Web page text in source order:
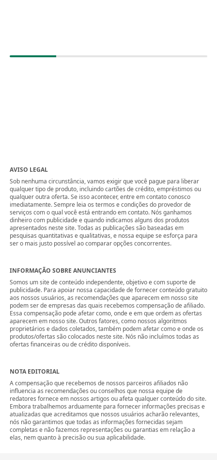
AVISO LEGAL
Sob nenhuma circunstância, vamos exigir que você pague para liberar
qualquer tipo de produto, incluindo cartões de crédito, empréstimos ou
qualquer outra oferta. Se isso acontecer, entre em contato conosco
imediatamente. Sempre leia os termos e condições do provedor de
serviços com o qual você está entrando em contato. Nós ganhamos
dinheiro com publicidade e quando indicamos alguns dos produtos
apresentados neste site. Todas as publicações são baseadas em
pesquisas quantitativas e qualitativas, e nossa equipe se esforça para
ser o mais justo possível ao comparar opções concorrentes.
INFORMAÇÃO SOBRE ANUNCIANTES
Somos um site de conteúdo independente, objetivo e com suporte de
publicidade. Para apoiar nossa capacidade de fornecer conteúdo gratuito
aos nossos usuários, as recomendações que aparecem em nosso site
podem ser de empresas das quais recebemos compensação de afiliado.
Essa compensação pode afetar como, onde e em que ordem as ofertas
aparecem em nosso site. Outros fatores, como nossos algoritmos
proprietários e dados coletados, também podem afetar como e onde os
produtos/ofertas são colocados neste site. Nós não incluímos todas as
ofertas financeiras ou de crédito disponíveis.
NOTA EDITORIAL
A compensação que recebemos de nossos parceiros afiliados não
influencia as recomendações ou conselhos que nossa equipe de
redatores fornece em nossos artigos ou afeta qualquer conteúdo do site.
Embora trabalhemos arduamente para fornecer informações precisas e
atualizadas que acreditamos que nossos usuários acharão relevantes,
nós não garantimos que todas as informações fornecidas sejam
completas e não fazemos representações ou garantias em relação a
elas, nem quanto à precisão ou sua aplicabilidade.